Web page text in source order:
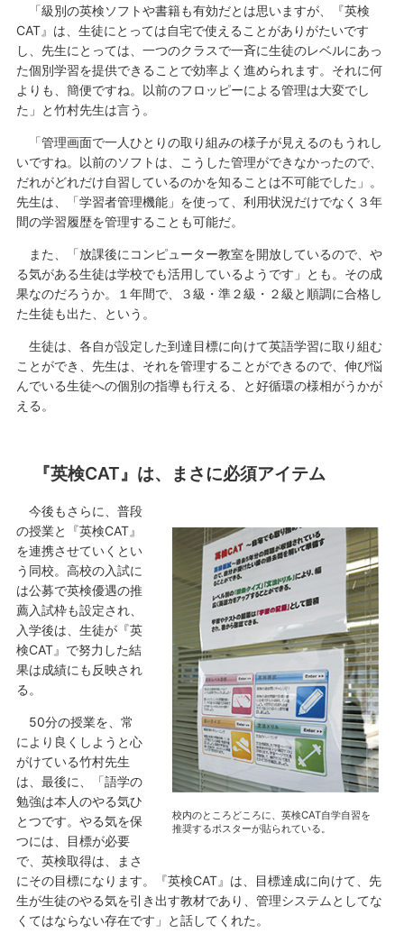
「級別の英検ソフトや書籍も有効だとは思いますが、『英検
CAT』は、生徒にとっては自宅で使えることがありがたいです
し、先生にとっては、一つのクラスで一斉に生徒のレベルにあっ
た個別学習を提供できることで効率よく進められます。それに何
よりも、簡便ですね。以前のフロッピーによる管理は大変でし
た」と竹村先生は言う。
「管理画面で一人ひとりの取り組みの様子が見えるのもうれし
いですね。以前のソフトは、こうした管理ができなかったので、
だれがどれだけ自習しているのかを知ることは不可能でした」。
先生は、「学習者管理機能」を使って、利用状況だけでなく３年
間の学習履歴を管理することも可能だ。
また、「放課後にコンピューター教室を開放しているので、や
る気がある生徒は学校でも活用しているようです」とも。その成
果なのだろうか。１年間で、３級・準２級・２級と順調に合格し
た生徒も出た、という。
生徒は、各自が設定した到達目標に向けて英語学習に取り組む
ことができ、先生は、それを管理することができるので、伸び悩
んでいる生徒への個別の指導も行える、と好循環の様相がうかが
える。
『英検CAT』は、まさに必須アイテム
校内のところどころに、英検CAT自学自習を
推奨するポスターが貼られている。
今後もさらに、普段
の授業と『英検CAT』
を連携させていくとい
う同校。高校の入試に
は公募で英検優遇の推
薦入試枠も設定され、
入学後は、生徒が『英
検CAT』で努力した結
果は成績にも反映され
る。
50分の授業を、常
により良くしようと心
がけている竹村先生
は、最後に、「語学の
勉強は本人のやる気ひ
とつです。やる気を保
つには、目標が必要
で、英検取得は、まさ
にその目標になります。『英検CAT』は、目標達成に向けて、先
生が生徒のやる気を引き出す教材であり、管理システムとしてな
くてはならない存在です」と話してくれた。